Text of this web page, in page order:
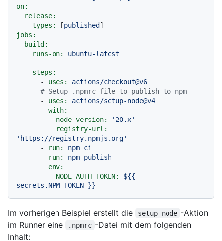
on:
release:
types:
[published
jobs:
build:
runs-on:
ubuntu-latest
steps:
-
uses:
actions/checkout@v6
# Setup .npmrc file to publish to npm
-
uses:
actions/setup-node@v4
with:
node-version:
'20.x'
registry-url:
'https://registry.npmjs.org'
-
run: npm ci
-
run: npm publish
env:
NODE_AUTH_TOKEN:
${{
secrets.NPM_TOKEN }}
Im vorherigen Beispiel erstellt die setup-node -Aktion
im Runner eine
.npmrc -Datei mit dem folgenden
Inhalt: